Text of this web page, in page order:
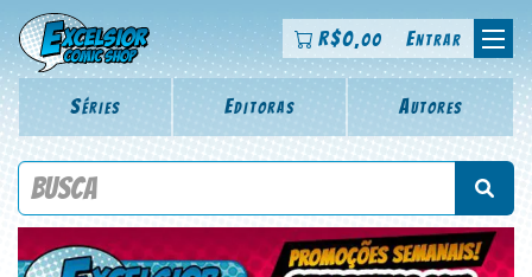
R$0,00 Entrar
Séries Editoras Autores
Procure por título da revista, personagem, série, escritor,